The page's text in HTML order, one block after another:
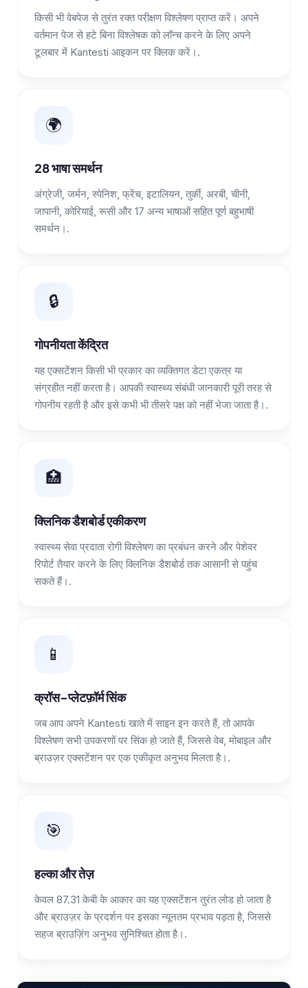
किसी भी वेबपेज से तुरंत रक्त परीक्षण विश्लेषण प्राप्त करें। अपने
वर्तमान पेज से हटे बिना विश्लेषक को लॉन्च करने के लिए अपने
टूलबार में Kantesti आइकन पर क्लिक करें।.
🌍
28 भाषा समर्थन
अंग्रेजी, जर्मन, स्पेनिश, फ्रेंच, इटालियन, तुर्की, अरबी, चीनी,
जापानी, कोरियाई, रूसी और 17 अन्य भाषाओं सहित पूर्ण बहुभाषी
समर्थन।.
🔒
गोपनीयता केंद्रित
यह एक्सटेंशन किसी भी प्रकार का व्यक्तिगत डेटा एकत्र या
संग्रहीत नहीं करता है। आपकी स्वास्थ्य संबंधी जानकारी पूरी तरह से
गोपनीय रहती है और इसे कभी भी तीसरे पक्ष को नहीं भेजा जाता है।.
🏥
क्लिनिक डैशबोर्ड एकीकरण
स्वास्थ्य सेवा प्रदाता रोगी विश्लेषण का प्रबंधन करने और पेशेवर
रिपोर्ट तैयार करने के लिए क्लिनिक डैशबोर्ड तक आसानी से पहुंच
सकते हैं।.
📱
क्रॉस-प्लेटफ़ॉर्म सिंक
जब आप अपने Kantesti खाते में साइन इन करते हैं, तो आपके
विश्लेषण सभी उपकरणों पर सिंक हो जाते हैं, जिससे वेब, मोबाइल और
ब्राउज़र एक्सटेंशन पर एक एकीकृत अनुभव मिलता है।.
🎯
हल्का और तेज़
केवल 87.31 केबी के आकार का यह एक्सटेंशन तुरंत लोड हो जाता है
और ब्राउज़र के प्रदर्शन पर इसका न्यूनतम प्रभाव पड़ता है, जिससे
सहज ब्राउज़िंग अनुभव सुनिश्चित होता है।.